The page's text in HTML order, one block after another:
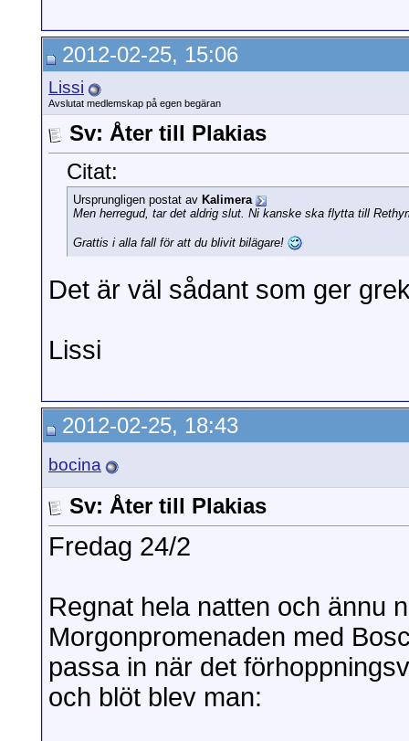
2012-02-25, 15:06
Lissi
Avslutat medlemskap på egen begäran
Sv: Åter till Plakias
Citat:
Ursprungligen postat av Kalimera
Men herregud, tar det aldrig slut. Ni kanske ska flytta till
Grattis i alla fall för att du blivit bilägare!
Det är väl sådant som ger
Lissi
2012-02-25, 18:43
bocina
Sv: Åter till Plakias
Fredag 24/2
Regnat hela natten och ännu
Morgonpromenaden med
passa in när det
och blöt blev man: